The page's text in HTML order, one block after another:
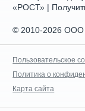
© 2010-2026 ООО
Пользовательское
Политика о
Карта сайта